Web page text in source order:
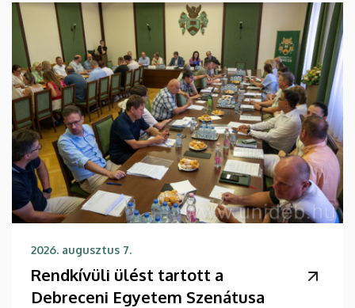
2026. augusztus 7.
Rendkívüli ülést tartott a
Debreceni Egyetem Szenátusa